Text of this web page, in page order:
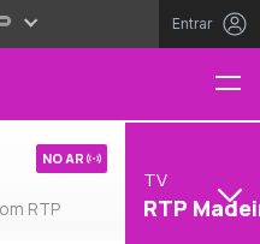
Entrar
RTP
NO AR
TV
RTP